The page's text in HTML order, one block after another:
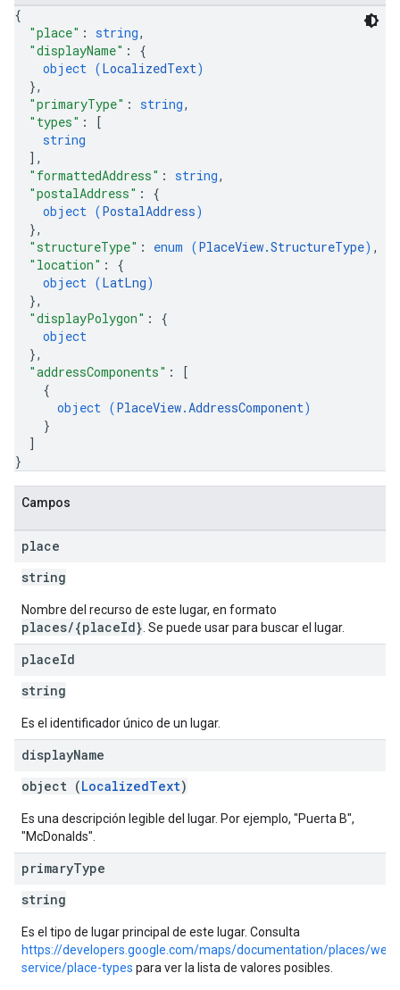
{
"place" : string,
"displayName" : {
object (LocalizedText)
},
"primaryType" : string,
"types" :
[
string
] ,
"formattedAddress" : string,
"postalAddress" : {
object (PostalAddress)
},
"structureType" : enum (PlaceView.StructureType) ,
"location" : {
object (LatLng)
},
"displayPolygon" : {
object
},
"addressComponents" :
[
{
object (PlaceView.AddressComponent)
}
]
}
Campos
place
string
Nombre del recurso de este lugar, en formato
places/{placeId} . Se puede usar para buscar el lugar.
placeId
string
Es el identificador único de un lugar.
displayName
object (LocalizedText)
Es una descripción legible del lugar. Por ejemplo, "Puerta B",
"McDonalds".
primaryType
string
Es el tipo de lugar principal de este lugar. Consulta
https://developers.google.com/maps/documentation/places/web-
service/place-types para ver la lista de valores posibles.